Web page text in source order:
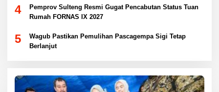
4
Pemprov Sulteng Resmi Gugat Pencabutan Status Tuan
Rumah FORNAS IX 2027
5
Wagub Pastikan Pemulihan Pascagempa Sigi Tetap
Berlanjut